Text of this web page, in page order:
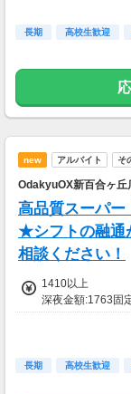
長期 高校生歓迎
new アルバイト そ
OdakyuOX新百合ヶ丘
高品質スーパ
★シフトの融通
相談ください！
1410以上
深夜金額:1763固
長期 高校生歓迎